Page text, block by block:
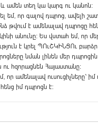
և ամեն տեղ կա կարգ ու կանոն:
եմ, որ գալով դպրոց, ավելի
թվում է ամենալավ դպրոցը
անունը: Ես վստահ եմ, որ
է կրել ՊՈւՇԿԻՆՑՈւ
նման լինեն մեր
ու հզորացնեն Հայաստանը:
որ ամենալավ ուսուցիչները`
իմ դպրոցն է: